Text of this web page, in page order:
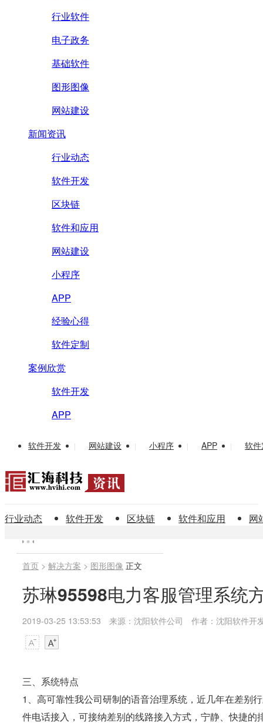
行业软件
电子政务
基础软件
图形图像
网站建设
新闻资讯
行业动态
软件开发
区块链
软件和应用
网站建设
小程序
APP
经验心得
软件定制
案例欣赏
软件开发
APP
软件开发 | 网站建设 | 小程序 | APP | 软
行业动态 软件开发 区块链 软件和应用 网
首页 > 解决方案 > 图形图像 正文
苏琳95598电力客服管理系统
2019-03-25 13:53:53 来源：沈阳软件公司 作者：沈阳软件开
三、系统特点
1、高可靠性我公司研制的语音治理系统，近几年在差别
件电话接入，可接纳差别的线路接入方式，宁静、快捷